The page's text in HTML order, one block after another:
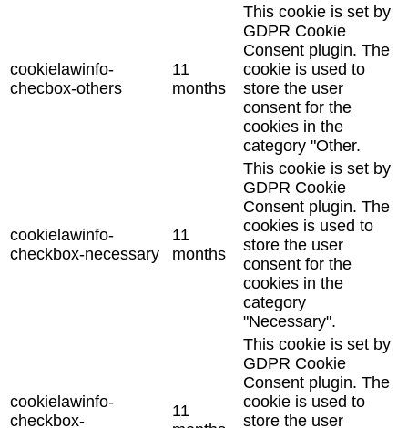
cookielawinfo-
checbox-others
11
months
This cookie is set by
GDPR Cookie
Consent plugin. The
cookie is used to
store the user
consent for the
cookies in the
category "Other.
cookielawinfo-
checkbox-necessary
11
months
This cookie is set by
GDPR Cookie
Consent plugin. The
cookies is used to
store the user
consent for the
cookies in the
category
"Necessary".
cookielawinfo-
checkbox-
11
This cookie is set by
GDPR Cookie
Consent plugin. The
cookie is used to
store the user